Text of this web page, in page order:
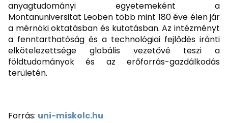
anyagtudományi egyetemeként a
Montanuniversität Leoben több mint 180 éve élen jár
a mérnöki oktatásban és kutatásban. Az intézményt
a fenntarthatóság és a technológiai fejlődés iránti
elkötelezettsége globális vezetővé teszi a
földtudományok és az erőforrás-gazdálkodás
területén.
Forrás: uni-miskolc.hu